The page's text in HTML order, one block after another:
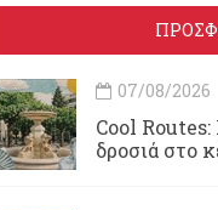
07/08/2026
Cool
δροσιά στο